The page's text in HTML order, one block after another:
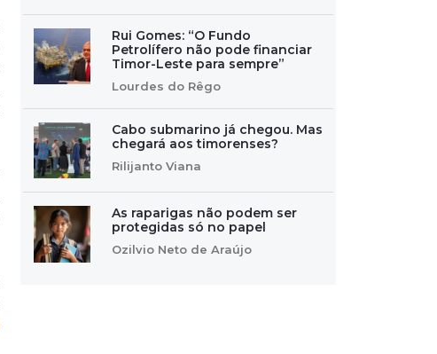
Rui Gomes: “O Fundo
Petrolífero não pode financiar
Timor-Leste para sempre”
Lourdes do Rêgo
Cabo submarino já chegou. Mas
chegará aos timorenses?
Rilijanto Viana
As raparigas não podem ser
protegidas só no papel
Ozilvio Neto de Araújo